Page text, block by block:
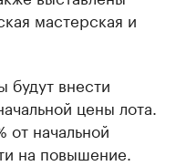
мастерская и
будут внести
цены лота.
от начальной
на повышение.